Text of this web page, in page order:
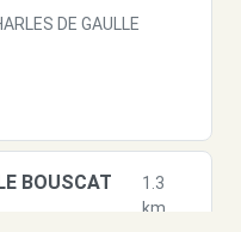
DE GAULLE
BOUSCAT
1.3
km